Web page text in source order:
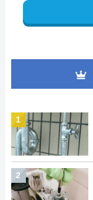
1
2